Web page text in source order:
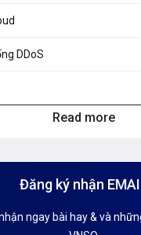
DDoS
miền
Read more
Đăng ký nhận
ngay bài hay & và